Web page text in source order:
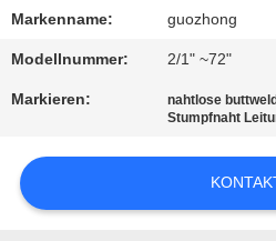
AUSFLUG
TRETEN
SIE
MIT
Markenname: guozhong
Modellnummer: 2/1" ~72"
Markieren: nahtlose
Stumpfnaht